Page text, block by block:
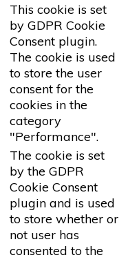
This cookie is set
by GDPR Cookie
Consent plugin.
The cookie is used
to store the user
consent for the
cookies in the
category
"Performance".
The cookie is set
by the GDPR
Cookie Consent
plugin and is used
to store whether or
not user has
consented to the